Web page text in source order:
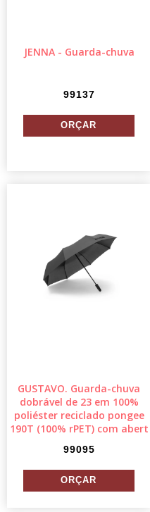
JENNA - Guarda-chuva
99137
GUSTAVO. Guarda-chuva
dobrável de 23 em 100%
poliéster reciclado pongee
190T (100% rPET) com abert
99095